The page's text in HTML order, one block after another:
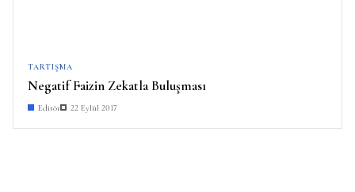
TARTIŞMA
Negatif Faizin Zekatla Buluşması
Editör 22 Eylül 2017